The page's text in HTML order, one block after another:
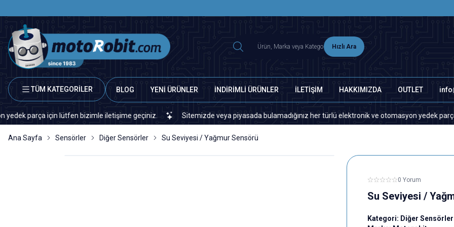
Hızlı Ara
TÜM KATEGORİLER BLOG YENİ ÜRÜNLER İNDİRİMLİ ÜRÜNLER İLETİŞİM HAKKIMIZDA OUTLET
için lütfen bizimle iletişime geçiniz. Sitemizde veya piyasada bulamadığınız her türlü elektronik ve otomasyon yedek parça için
Ana Sayfa Sensörler Diğer Sensörler Su Seviyesi / Yağmur Sensörü
0 Yorum
Su Seviyesi /
Kategori: Diğer Sensörler